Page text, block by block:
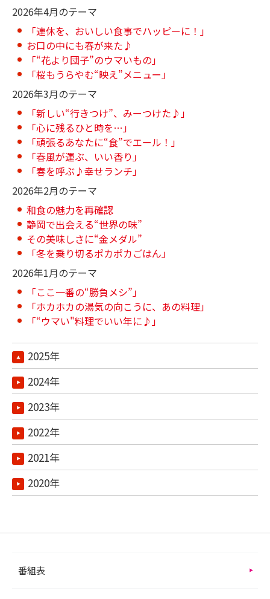
2026年4月のテーマ
「連休を、おいしい食事でハッピーに！」
お口の中にも春が来た♪
「“花より団子”のウマいもの」
「桜もうらやむ“映え”メニュー」
2026年3月のテーマ
「新しい“行きつけ”、みーつけた♪」
「心に残るひと時を…」
「頑張るあなたに“食”でエール！」
「春風が運ぶ、いい香り」
「春を呼ぶ♪幸せランチ」
2026年2月のテーマ
和食の魅力を再確認
静岡で出会える“世界の味”
その美味しさに“金メダル”
「冬を乗り切るポカポカごはん」
2026年1月のテーマ
「ここ一番の“勝負メシ”」
「ホカホカの湯気の向こうに、あの料理」
「“ウマい"料理でいい年に♪」
2025年
2024年
2023年
2022年
2021年
2020年
番組表